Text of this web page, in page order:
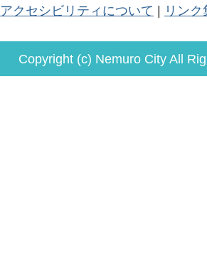
アクセシビリティについて リンク
Copyright (c) Nemuro City All